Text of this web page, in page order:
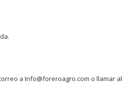
a Info@foreroagro.com o llamar al